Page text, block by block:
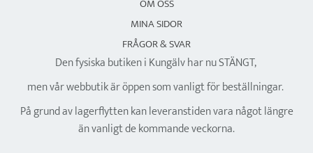
OM OSS
MINA SIDOR
FRÅGOR & SVAR
Den fysiska butiken i Kungälv har nu STÄNGT,
men vår webbutik är öppen som vanligt för beställningar.
På grund av lagerflytten kan leveranstiden vara något längre
än vanligt de kommande veckorna.